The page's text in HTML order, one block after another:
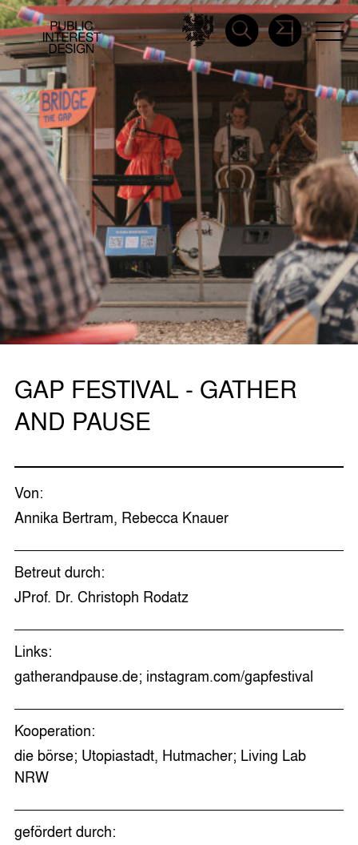
GAP FESTIVAL - GATHER
AND PAUSE
Von:
Annika Bertram, Rebecca Knauer
Betreut durch:
JProf. Dr. Christoph Rodatz
Links:
gatherandpause.de; instagram.com/gapfestival
Kooperation:
die börse; Utopiastadt, Hutmacher; Living Lab
NRW
gefördert durch: